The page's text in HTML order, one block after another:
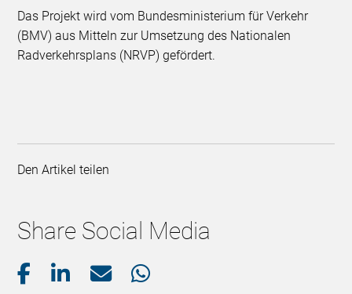
Das Projekt wird vom Bundesministerium für Verkehr
(BMV) aus Mitteln zur Umsetzung des Nationalen
Radverkehrsplans (NRVP) gefördert.
Den Artikel teilen
Share Social Media